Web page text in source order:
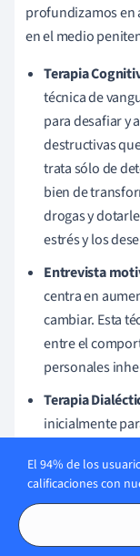
profundizamos en
en el medio
Terapia
técnica de
para desafiar y
destructivas
trata sólo de
bien de
drogas y
estrés y los
Entrevista
centra en
cambiar. Esta
entre el
personales
Terapia
inicialmente
en el
a los internos a
lugar de
sustancias.
El 94% de los
calificaciones con